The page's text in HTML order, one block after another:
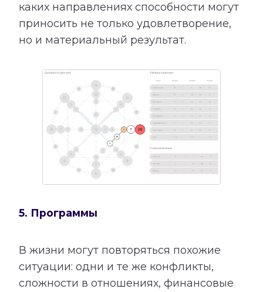
каких направлениях способности могут
приносить не только удовлетворение,
но и материальный результат.
5. Программы
В жизни могут повторяться похожие
ситуации: одни и те же конфликты,
сложности в отношениях, финансовые